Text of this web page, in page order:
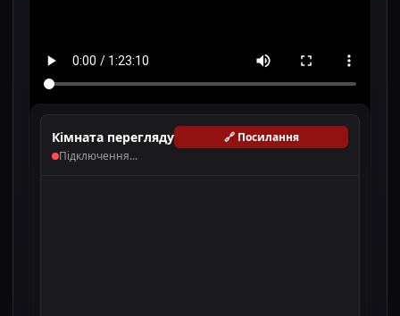
Кімната перегляду
🔗 Посилання
Підключення...